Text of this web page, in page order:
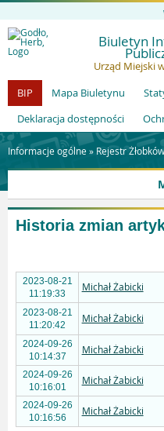
Biuletyn
Urząd Miejski
BIP
Mapa Biuletynu
Deklaracja dostępności
Informacje ogólne » Rejestr
Historia zmian
2023-08-21
11:19:33
Michał Żabicki
2023-08-21
11:20:42
Michał Żabicki
2024-09-26
10:14:37
Michał Żabicki
2024-09-26
10:16:01
Michał Żabicki
2024-09-26
10:16:56
Michał Żabicki